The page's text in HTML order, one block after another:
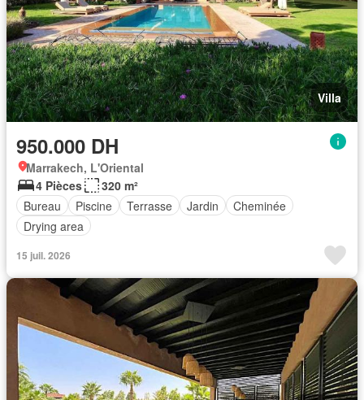
Villa
950.000 DH
Marrakech, L'Oriental
4 Pièces
320 m²
Bureau
Piscine Terrasse Jardin
Cheminée
Drying area
15 juil. 2026